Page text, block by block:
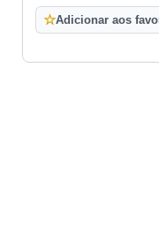
☆Adicionar aos